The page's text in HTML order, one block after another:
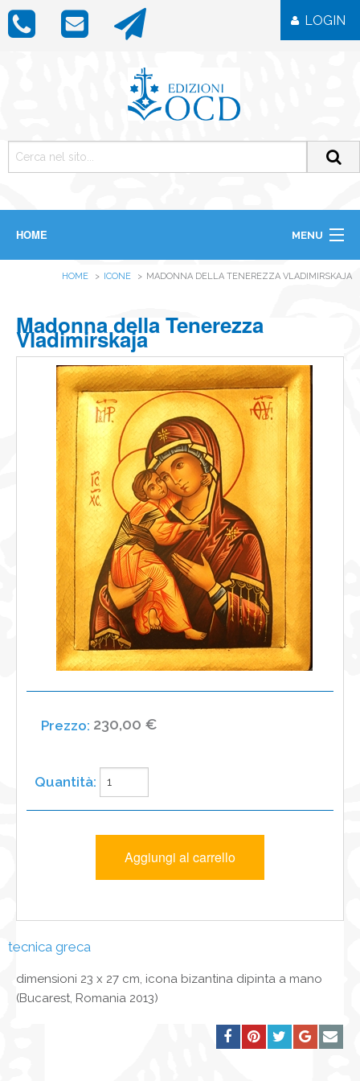
LOGIN
HOME MENU
ICONE
IMMAGINI
OGGETTISTICA
CONTATTI
HOME ICONE MADONNA DELLA TENEREZZA VLADIMIRSKAJA
Madonna della Tenerezza
Vladimirskaja
230,00 €
tecnica greca
dimensioni 23 x 27 cm, icona bizantina dipinta a mano
(Bucarest, Romania 2013)